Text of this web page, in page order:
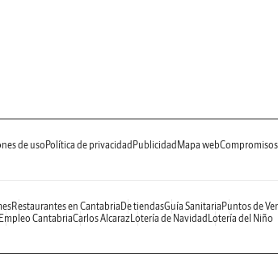
de usoPolítica de privacidad Publicidad Mapa web
Restaurantes en Cantabria De tiendasGuía Sanitaria Puntos de
Empleo CantabriaCarlos AlcarazLotería de Navidad Lotería del Niño